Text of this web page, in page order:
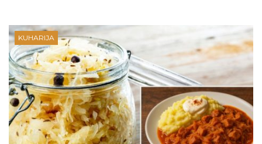
KUHARIJA